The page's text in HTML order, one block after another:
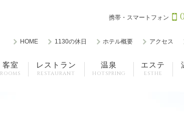
携帯・スマートフォン
HOME 1130の休日 ホテル概要 アクセス
客室
ROOMS
レストラン
RESTAURANT
温泉
HOTSPRING
エステ
ESTHE